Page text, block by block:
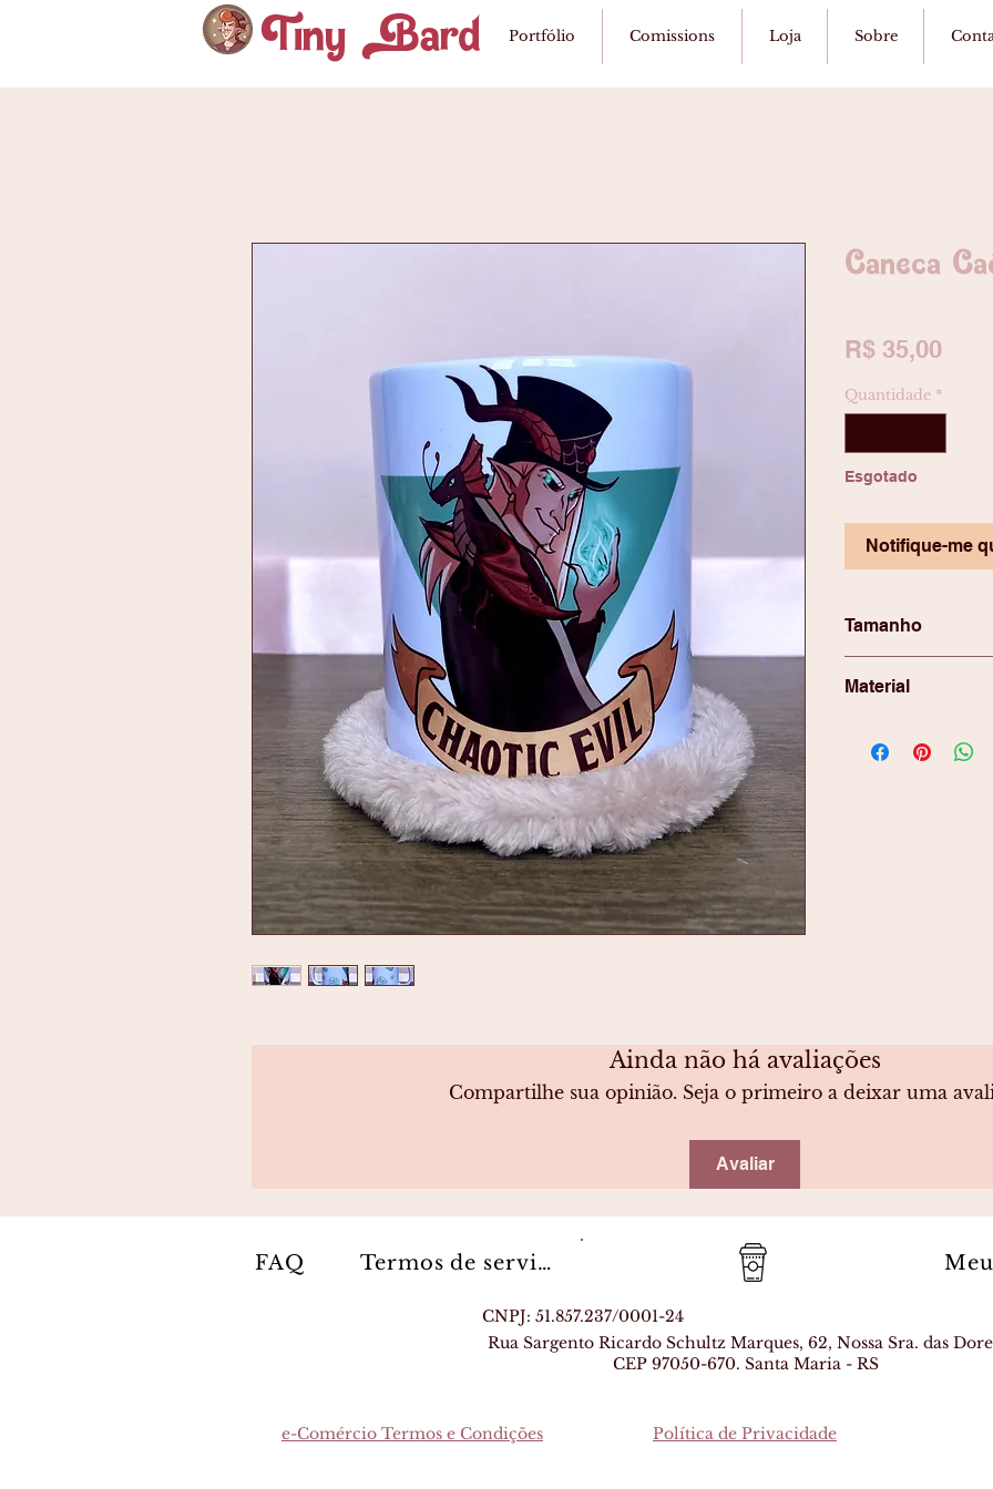
Tiny ard Portfólio Comissions Loja Sobre
Caneca
R$ 35,00Preço
Quantidade *
Esgotado
Notifique-me
Tamanho
Material
Ainda não há avaliações
Compartilhe sua opinião. Seja o primeiro a deixar uma
Avaliar
FAQ Termos de serviço
CNPJ: 51.857.237/0001-24
Rua Sargento Ricardo Schultz Marques, 62, Nossa Sra. das
CEP 97050-670. Santa Maria - RS
e-Comércio Termos e Condições Política de Privacidade